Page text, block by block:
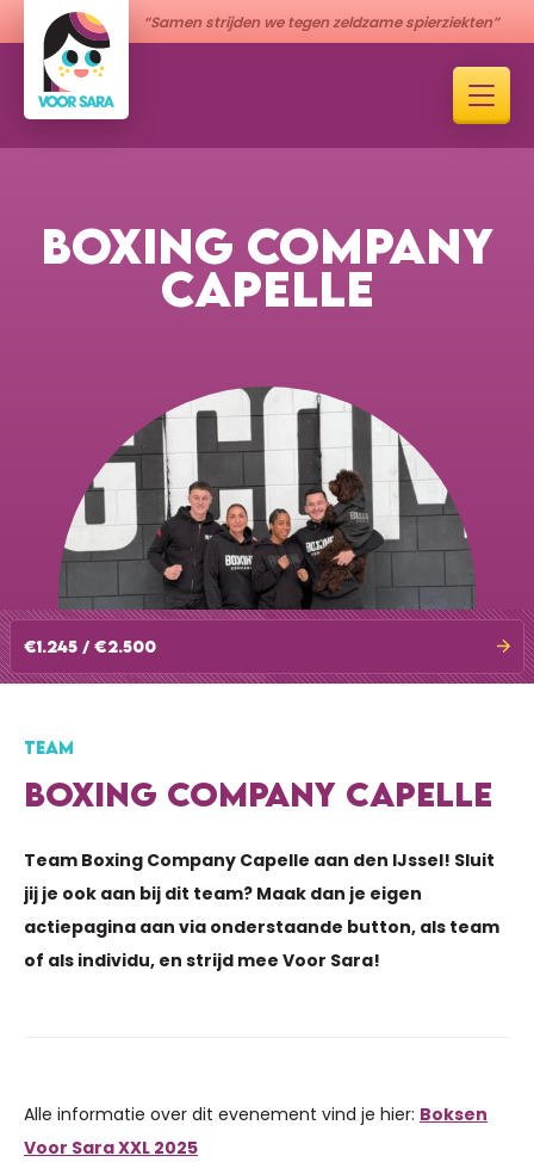
“Samen strijden we tegen zeldzame spierziekten”
BOXING COMPANY
CAPELLE
€1.245 / €2.500
TEAM
BOXING COMPANY CAPELLE
Team Boxing Company Capelle aan den IJssel! Sluit
jij je ook aan bij dit team? Maak dan je eigen
actiepagina aan via onderstaande button, als team
of als individu, en strijd mee Voor Sara!
Alle informatie over dit evenement vind je hier: Boksen
Voor Sara XXL 2025